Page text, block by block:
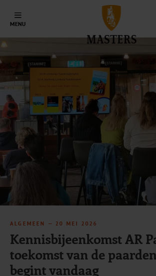
MENU
ALGEMEEN — 20 MEI 2026
Kennisbijeenkomst AR
toekomst van de
begint vandaag